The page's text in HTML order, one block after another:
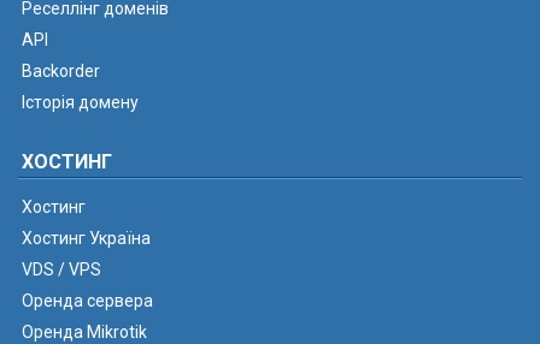
Реселлінг доменів
API
Backorder
Історія домену
ХОСТИНГ
Хостинг
Хостинг Україна
VDS / VPS
Оренда сервера
Оренда Mikrotik